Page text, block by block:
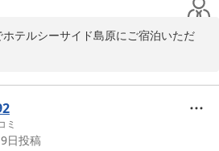
が、繁忙期などは大浴場のどちらかを宿泊
の時間帯など設けて欲しいと思いました。
で本当に残念でした。
ですが、じんわりと温まり高炭酸風呂の良
テルシーサイド島原にご宿泊いただ
す。
日帰りや学生のお客様で大変混雑し、
かったとのこと、深くお詫び申し上げ
ー補充の遅れにつきましても配慮が至
た。いただいた貴重なご意見は真摯に
ミ
日投稿